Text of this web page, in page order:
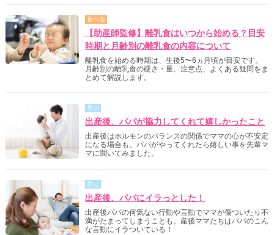
食べる
【助産師監修】離乳食はいつから始める？目安
時期と月齢別の離乳食の内容について
離乳食を始める時期は、生後5〜6ヵ月頃が目安です。
月齢別の離乳食の硬さ・量、注意点、よくある疑問をま
とめて解説します。
学ぶ
出産後、パパが協力してくれて嬉しかったこと
出産後はホルモンのバランスの関係でママの心が不安定
になる場合も。パパがやってくれたら嬉しい事を先輩マ
マに聞いてみました。
学ぶ
出産後、パパにイラっとした！
出産後パパの何気ない行動や言動でママが傷ついたり不
満がたまってしまうことも。産後ママたちはパパのこん
な言動にイラついている！